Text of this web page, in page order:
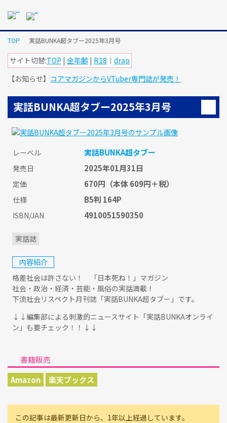
TOP 実話BUNKA超タブー2025年3月号
サイト切替:TOP | 全年齢 | R18 ｜ drap
【お知らせ】 コアマガジンからVTuber専門誌が発売！
実話BUNKA超タブー2025年3月号
レーベル 実話BUNKA超タブー
発売日 2025年01月31日
定価 670円 （本体 609円＋税）
仕様 B5判 164P
ISBN/JAN 4910051590350
実話誌
内容紹介
格差社会は許さない！ 「日本死ね！」マガジン
社会・政治・経済・芸能・風俗の実話満載！
下流社会リスペクト月刊誌「実話BUNKA超タブー」です。
↓↓編集部による刺激的ニュースサイト「実話BUNKAオンライ
ン」も要チェック！！↓↓
書籍販売
Amazon
楽天ブックス
この記事は最新更新日から、1年以上経過しています。